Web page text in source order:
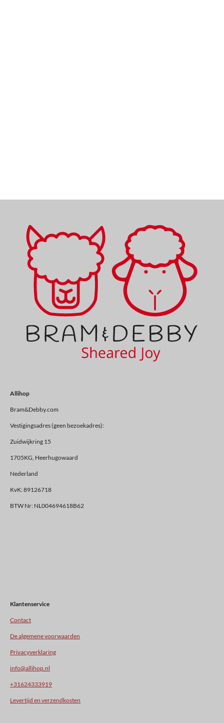
Allihop
Bram&Debby.com
Vestigingsadres (geen bezoekadres):
Zuidwijkring 15
1705KG, Heerhugowaard
Nederland
KvK: 89126718
BTW Nr: NL004694618B62
Klantenservice
Contact
De algemene voorwaarden
Privacyverklaring
info@allihop.nl
+31624333919
Levertijd en verzendkosten